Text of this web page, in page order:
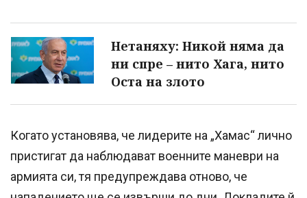
Нетаняху: Никой няма да
ни спре – нито Хага, нито
Оста на злото
Когато установява, че лидерите на „Хамас“ лично
пристигат да наблюдават военните маневри на
армията си, тя предупреждава отново, че